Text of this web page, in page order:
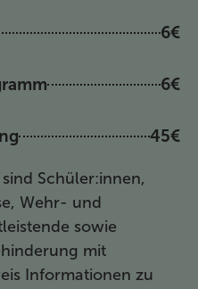
6€
6€
45€
Schüler:innen,
Wehr- und
sowie
mit
Informationen zu